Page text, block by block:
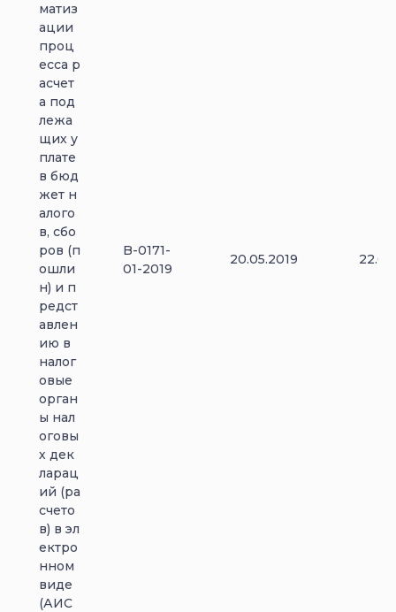
матиз
ации
проц
есса р
асчет
а под
лежа
щих у
плате
в бюд
жет н
алого
в, сбо
ров (п
ошли
н) и п
редст
авлен
ию в
налог
овые
орган
ы нал
оговы
х дек
ларац
ий (ра
счето
в) в эл
ектро
нном
виде
(АИС
B-0171-
01-2019
20.05.2019